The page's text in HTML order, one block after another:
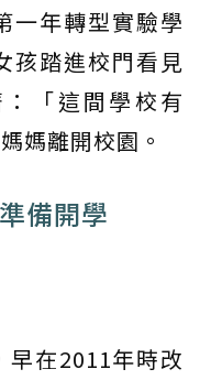
一年轉型實驗學
孩踏進校門看見
「這間學校有
媽離開校園。
備開學
早在2011年時改